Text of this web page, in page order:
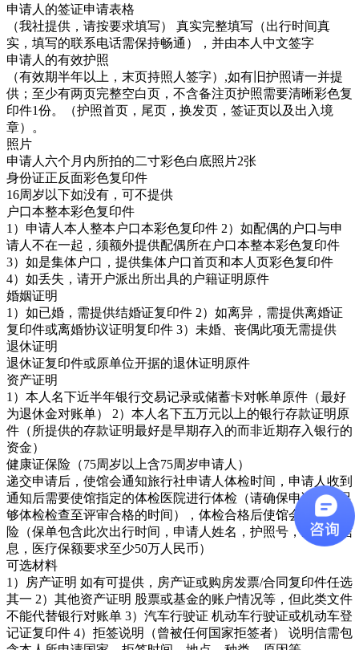
申请人的签证申请表格
（我社提供，请按要求填写） 真实完整填写（出行时间真
实，填写的联系电话需保持畅通），并由本人中文签字
申请人的有效护照
（有效期半年以上，末页持照人签字）,如有旧护照请一并提
供；至少有两页完整空白页，不含备注页护照需要清晰彩色复
印件1份。（护照首页，尾页，换发页，签证页以及出入境
章）。
照片
申请人六个月内所拍的二寸彩色白底照片2张
身份证正反面彩色复印件
16周岁以下如没有，可不提供
户口本整本彩色复印件
1）申请人本人整本户口本彩色复印件 2）如配偶的户口与申
请人不在一起，须额外提供配偶所在户口本整本彩色复印件
3）如是集体户口，提供集体户口首页和本人页彩色复印件
4）如丢失，请开户派出所出具的户籍证明原件
婚姻证明
1）如已婚，需提供结婚证复印件 2）如离异，需提供离婚证
复印件或离婚协议证明复印件 3）未婚、丧偶此项无需提供
退休证明
退休证复印件或原单位开据的退休证明原件
资产证明
1）本人名下近半年银行交易记录或储蓄卡对帐单原件（最好
为退休金对账单） 2）本人名下五万元以上的银行存款证明原
件（所提供的存款证明最好是早期存入的而非近期存入银行的
资金）
健康证保险（75周岁以上含75周岁申请人）
递交申请后，使馆会通知旅行社申请人体检时间，申请人收到
通知后需要使馆指定的体检医院进行体检（请确保申请预留足
够体检检查至评审合格的时间），体检合格后使馆会通知上保
险（保单包含此次出行时间，申请人姓名，护照号，生日等信
息，医疗保额要求至少50万人民币）
可选材料
1）房产证明 如有可提供，房产证或购房发票/合同复印件任选
其一 2）其他资产证明 股票或基金的账户情况等，但此类文件
不能代替银行对账单 3）汽车行驶证 机动车行驶证或机动车登
记证复印件 4）拒签说明（曾被任何国家拒签者） 说明信需包